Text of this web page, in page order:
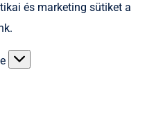
és marketing sütiket a